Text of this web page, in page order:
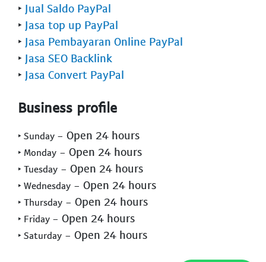
‣ Jual Saldo PayPal
‣ Jasa top up PayPal
‣ Jasa Pembayaran Online PayPal
‣ Jasa SEO Backlink
‣ Jasa Convert PayPal
Business profile
‣ Sunday - Open 24 hours
‣ Monday - Open 24 hours
‣ Tuesday - Open 24 hours
‣ Wednesday - Open 24 hours
‣ Thursday - Open 24 hours
‣ Friday - Open 24 hours
‣ Saturday - Open 24 hours